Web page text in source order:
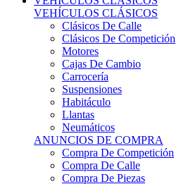
Clásicos De Calle
Clásicos De Competición
Motores
Cajas De Cambio
Carrocería
Suspensiones
Habitáculo
Llantas
Neumáticos
ANUNCIOS DE COMPRA
Compra De Competición
Compra De Calle
Compra De Piezas
KARTING